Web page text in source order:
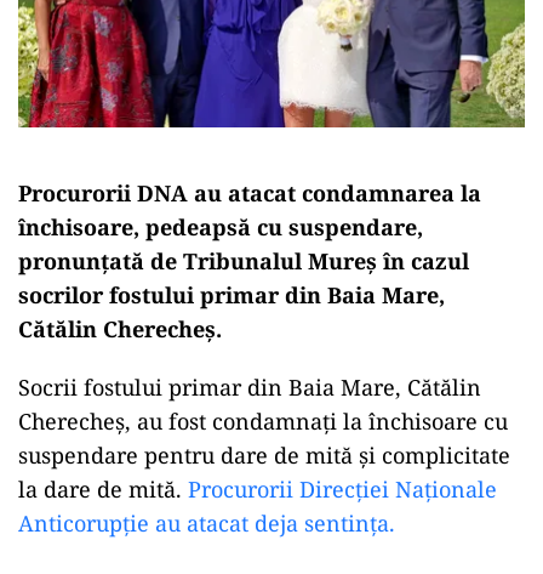
Procurorii DNA au atacat condamnarea la
închisoare, pedeapsă cu suspendare,
pronunțată de Tribunalul Mureș în cazul
socrilor fostului primar din Baia Mare,
Cătălin Cherecheș.
Socrii fostului primar din Baia Mare, Cătălin
Cherecheș, au fost condamnați la închisoare cu
suspendare pentru dare de mită și complicitate
la dare de mită. Procurorii Direcției Naționale
Anticorupție au atacat deja sentința.